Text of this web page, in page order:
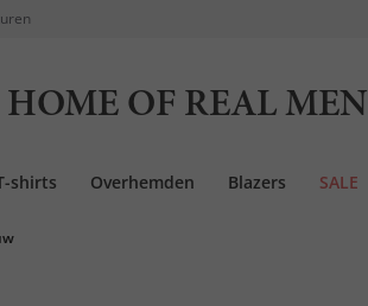
HOME OF REAL MEN
shirts Overhemden Blazers SALE